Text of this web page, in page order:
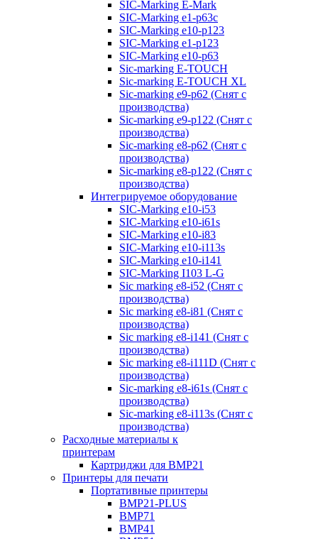
SIC-Marking E-Mark
SIC-Marking e1-p63с
SIC-Marking e10-p123
SIC-Marking e1-p123
SIC-Marking e10-p63
Sic-marking E-TOUCH
Sic-marking E-TOUCH XL
Sic-marking e9-p62 (Снят с
производства)
Sic-marking e9-p122 (Снят с
производства)
Sic-marking e8-p62 (Снят с
производства)
Sic-marking e8-p122 (Снят с
производства)
Интегрируемое оборудование
SIC-Marking e10-i53
SIC-Marking e10-i61s
SIC-Marking e10-i83
SIC-Marking e10-i113s
SIC-Marking e10-i141
SIC-Marking I103 L-G
Sic marking e8-i52 (Снят с
производства)
Sic marking e8-i81 (Снят с
производства)
Sic marking e8-i141 (Снят с
производства)
Sic marking e8-i111D (Снят с
производства)
Sic-marking e8-i61s (Снят с
производства)
Sic-marking e8-i113s (Снят с
производства)
Расходные материалы к
принтерам
Картриджи для BMP21
Принтеры для печати
Портативные принтеры
BMP21-PLUS
BMP71
BMP41